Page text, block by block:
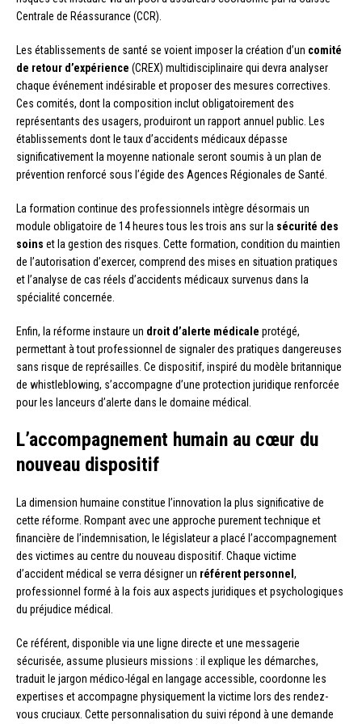
Centrale de Réassurance (CCR).
Les établissements de santé se voient imposer la création d’un comité
de retour d’expérience (CREX) multidisciplinaire qui devra analyser
chaque événement indésirable et proposer des mesures correctives.
Ces comités, dont la composition inclut obligatoirement des
représentants des usagers, produiront un rapport annuel public. Les
établissements dont le taux d’accidents médicaux dépasse
significativement la moyenne nationale seront soumis à un plan de
prévention renforcé sous l’égide des Agences Régionales de Santé.
La formation continue des professionnels intègre désormais un
module obligatoire de 14 heures tous les trois ans sur la sécurité des
soins et la gestion des risques. Cette formation, condition du maintien
de l’autorisation d’exercer, comprend des mises en situation pratiques
et l’analyse de cas réels d’accidents médicaux survenus dans la
spécialité concernée.
Enfin, la réforme instaure un droit d’alerte médicale protégé,
permettant à tout professionnel de signaler des pratiques dangereuses
sans risque de représailles. Ce dispositif, inspiré du modèle britannique
de whistleblowing, s’accompagne d’une protection juridique renforcée
pour les lanceurs d’alerte dans le domaine médical.
L’accompagnement humain au cœur du
nouveau dispositif
La dimension humaine constitue l’innovation la plus significative de
cette réforme. Rompant avec une approche purement technique et
financière de l’indemnisation, le législateur a placé l’accompagnement
des victimes au centre du nouveau dispositif. Chaque victime
d’accident médical se verra désigner un référent personnel ,
professionnel formé à la fois aux aspects juridiques et psychologiques
du préjudice médical.
Ce référent, disponible via une ligne directe et une messagerie
sécurisée, assume plusieurs missions : il explique les démarches,
traduit le jargon médico-légal en langage accessible, coordonne les
expertises et accompagne physiquement la victime lors des rendez-
vous cruciaux. Cette personnalisation du suivi répond à une demande